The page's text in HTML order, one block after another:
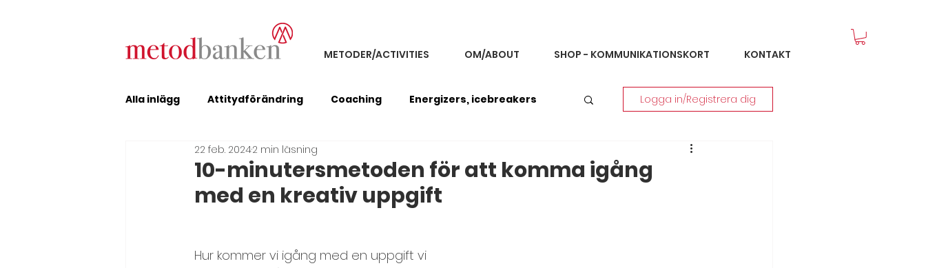
METODER/ACTIVITIES OM/ABOUT SHOP - KOMMUNIKATIONSKORT KONTAKT
Alla inlägg Attitydförändring Coaching Energizers, icebreakers
Erfarenhetsutbyte Feedback och kommunikation
Improvisationsövningar
Inledning och avslutning Koncentration och fokus
Logga in/Registrera dig
10-minutersmetoden för att komma igång
med en kreativ uppgift
22 feb. 20242 min läsning
Hur kommer vi igång med en uppgift vi